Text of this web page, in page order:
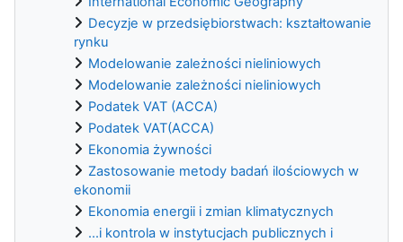
Decyzje w przedsiębiorstwach: kształtowanie
rynku
Modelowanie zależności nieliniowych
Modelowanie zależności nieliniowych
Podatek VAT (ACCA)
Podatek VAT(ACCA)
Ekonomia żywności
Zastosowanie metody badań ilościowych w
ekonomii
Ekonomia energii i zmian klimatycznych
...i kontrola w instytucjach publicznych i